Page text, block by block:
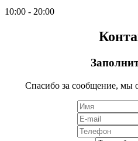
10:00 - 20:00
Спасибо за сообщение, мы